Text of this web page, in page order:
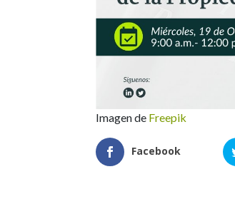
Imagen de Freepik
Facebook